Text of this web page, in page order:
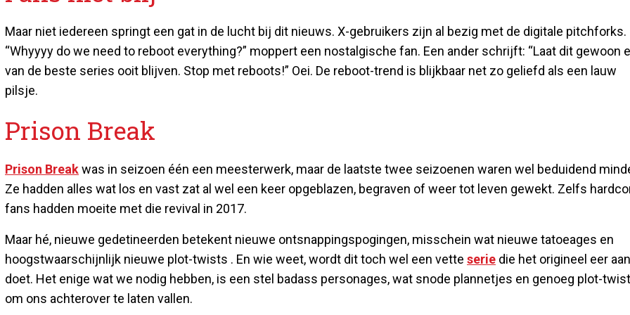
Maar niet iedereen springt een gat in de lucht bij dit nieuws. X-gebruikers zijn al bezig met de digitale pitchforks.
“Whyyyy do we need to reboot everything?” moppert een nostalgische fan. Een ander schrijft: “Laat dit gewoon
van de beste series ooit blijven. Stop met reboots!” Oei. De reboot-trend is blijkbaar net zo geliefd als een lauw
pilsje.
Prison Break
Prison Breakwas in seizoen één een meesterwerk, maar de laatste twee seizoenen waren wel beduidend
Ze hadden alles wat los en vast zat al wel een keer opgeblazen, begraven of weer tot leven gewekt. Zelfs
fans hadden moeite met die revival in 2017.
Maar hé, nieuwe gedetineerden betekent nieuwe ontsnappingspogingen, misschein wat nieuwe tatoeages en
hoogstwaarschijnlijk nieuwe plot-twists . En wie weet, wordt dit toch wel een vette serie die het origineel eer aan
doet. Het enige wat we nodig hebben, is een stel badass personages, wat snode plannetjes en genoeg plot-
om ons achterover te laten vallen.